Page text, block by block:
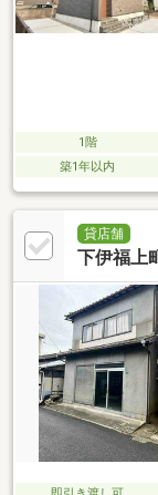
1階
築1年以内
貸店舗
下伊福上